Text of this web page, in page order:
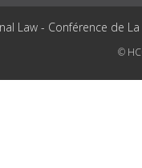
Law - Conférence de
©